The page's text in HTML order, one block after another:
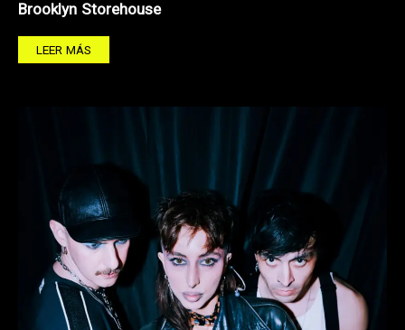
Brooklyn Storehouse
LEER MÁS